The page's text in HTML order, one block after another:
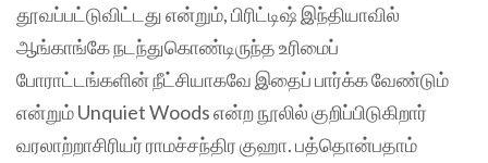
தூவப்பட்டுவிட்டது என்றும், பிரிட்டிஷ் இந்தியாவில்
ஆங்காங்கே நடந்துகொண்டிருந்த உரிமைப்
போராட்டங்களின் நீட்சியாகவே இதைப் பார்க்க வேண்டும்
என்றும் Unquiet Woods என்ற நூலில் குறிப்பிடுகிறார்
வரலாற்றாசிரியர் ராமச்சந்திர குஹா. பத்தொன்பதாம்